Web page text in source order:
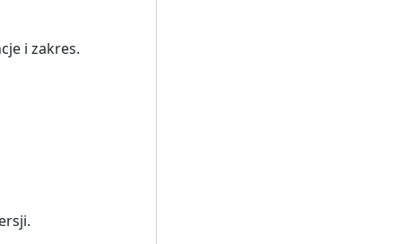
i zakres.